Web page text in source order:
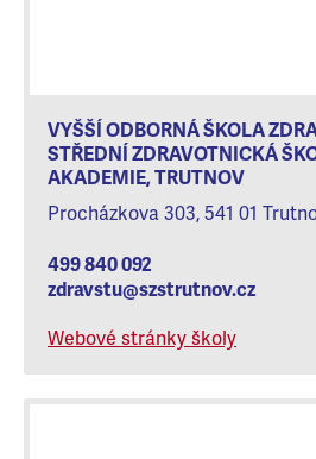
VYŠŠÍ ODBORNÁ ŠKOLA
STŘEDNÍ ZDRAVOTNICKÁ
AKADEMIE, TRUTNOV
Procházkova 303, 541 01
499 840 092
zdravstu@szstrutnov.cz
Webové stránky školy